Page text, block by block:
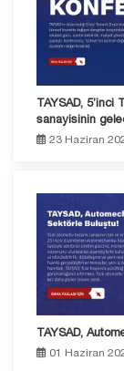
TAYSAD,
sanayisinin
23 Haziran
TAYSAD,
01 Haziran